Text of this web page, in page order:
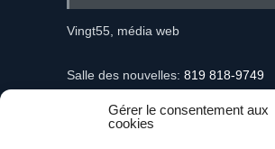
Gérer le consentement aux
cookies
Vingt55, média web
Salle des nouvelles: 819 818-9749
Information et demandes publicitaires